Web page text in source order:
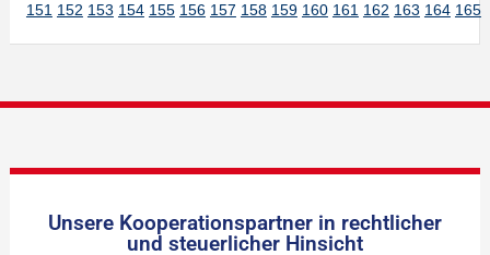
151 152 153 154 155 156 157 158 159 160 161 162 163 164 165
Unsere Kooperationspartner in rechtlicher
und steuerlicher Hinsicht